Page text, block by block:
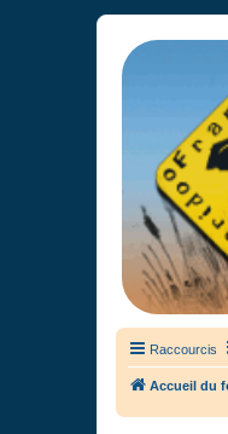
France
Didgeridoo et
Raccourcis
Accueil du